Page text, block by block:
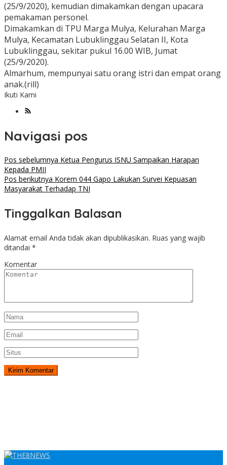
(25/9/2020), kemudian dimakamkan dengan upacara
pemakaman personel.
Dimakamkan di TPU Marga Mulya, Kelurahan Marga
Mulya, Kecamatan Lubuklinggau Selatan II, Kota
Lubuklinggau, sekitar pukul 16.00 WIB, Jumat
(25/9/2020).
Almarhum, mempunyai satu orang istri dan empat orang
anak.(rill)
Ikuti Kami
Navigasi pos
Pos sebelumnya Ketua Pengurus ISNU Sampaikan Harapan
Kepada PMII
Pos berikutnya Korem 044 Gapo Lakukan Survei Kepuasan
Masyarakat Terhadap TNI
Tinggalkan Balasan
Alamat email Anda tidak akan dipublikasikan. Ruas yang wajib
ditandai *
Komentar